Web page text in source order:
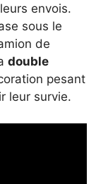
envois.
sous le
de
double
pesant
leur survie.